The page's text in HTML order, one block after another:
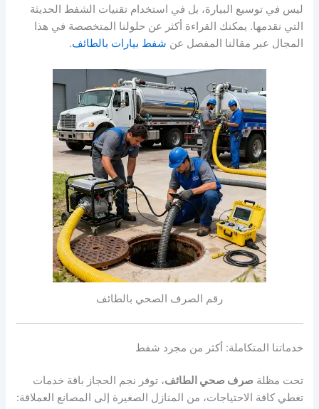
ليس في توسيع البيارة، بل في استخدام تقنيات الشفط الحديثة
التي نقدمها. يمكنك القراءة أكثر عن حلولنا المتخصصة في هذا
المجال عبر مقالنا المفصل عن شفط بيارات بالطائف.
رقم الصرف الصحي بالطائف
خدماتنا المتكاملة: أكثر من مجرد شفط
تحت مظلة صرف صحي الطائف، توفر نجم الحجاز باقة خدمات
تغطي كافة الاحتياجات، من المنازل الصغيرة إلى المصانع العملاقة: